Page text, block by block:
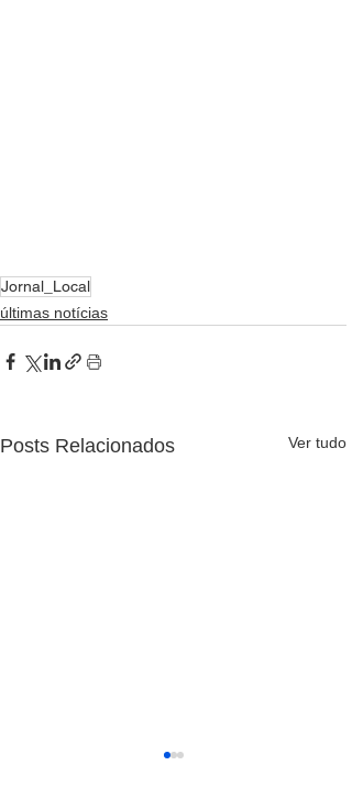
Jornal_Local
últimas notícias
Posts Relacionados Ver tudo